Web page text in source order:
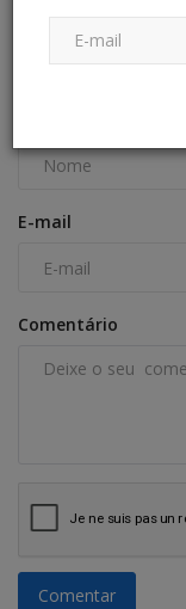
COMENTÁRIOS
E-mail
Comentário
Comentar